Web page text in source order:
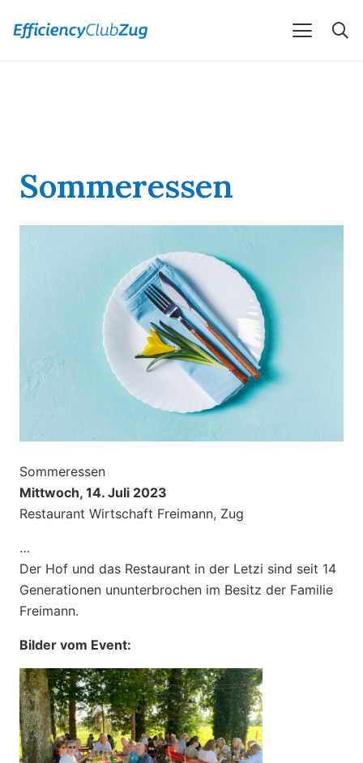
Sommeressen
Sommeressen
Mittwoch, 14. Juli 2023
Restaurant Wirtschaft Freimann, Zug
…
Der Hof und das Restaurant in der Letzi sind seit 14
Generationen ununterbrochen im Besitz der Familie
Freimann.
Bilder vom Event: